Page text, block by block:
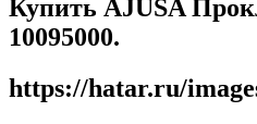
Купить AJUSA
10095000.
https://hatar.ru/